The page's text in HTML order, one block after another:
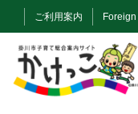
ご利用案内